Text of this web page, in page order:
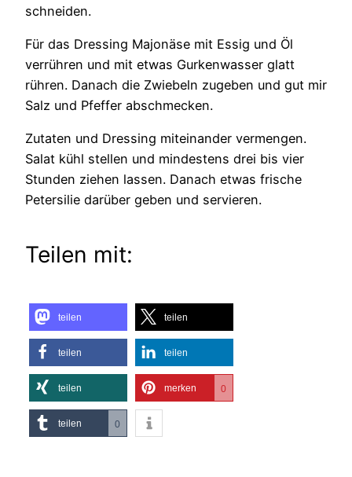
schneiden.
Für das Dressing Majonäse mit Essig und Öl
verrühren und mit etwas Gurkenwasser glatt
rühren. Danach die Zwiebeln zugeben und gut mir
Salz und Pfeffer abschmecken.
Zutaten und Dressing miteinander vermengen.
Salat kühl stellen und mindestens drei bis vier
Stunden ziehen lassen. Danach etwas frische
Petersilie darüber geben und servieren.
Teilen mit:
teilen teilen
teilen teilen
teilen merken 0
teilen 0